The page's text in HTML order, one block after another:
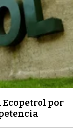
Ecopetrol por